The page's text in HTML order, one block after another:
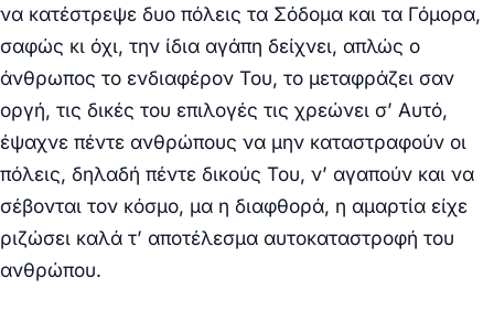
να κατέστρεψε δυο πόλεις τα Σόδομα και τα Γόμορα,
σαφώς κι όχι, την ίδια αγάπη δείχνει, απλώς ο
άνθρωπος το ενδιαφέρον Του, το μεταφράζει σαν
οργή, τις δικές του επιλογές τις χρεώνει σ’ Αυτό,
έψαχνε πέντε ανθρώπους να μην καταστραφούν οι
πόλεις, δηλαδή πέντε δικούς Του, ν’ αγαπούν και να
σέβονται τον κόσμο, μα η διαφθορά, η αμαρτία είχε
ριζώσει καλά τ’ αποτέλεσμα αυτοκαταστροφή του
ανθρώπου.